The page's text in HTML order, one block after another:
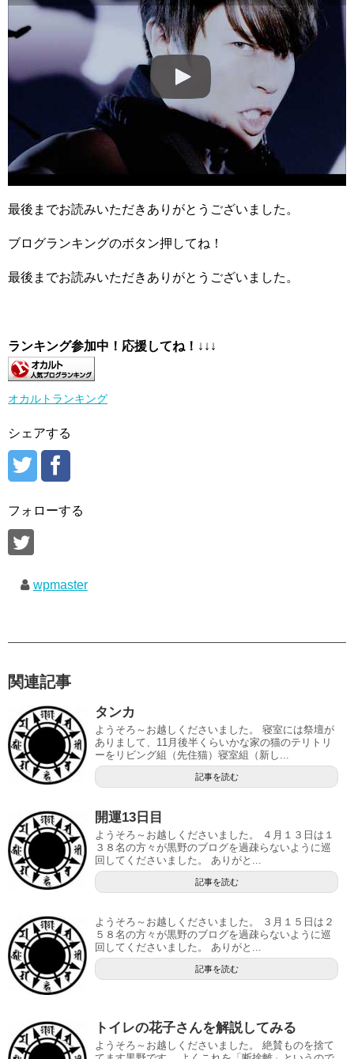
最後までお読みいただきありがとうございました。
ブログランキングのボタン押してね！
最後までお読みいただきありがとうございました。
ランキング参加中！応援してね！ ↓↓↓
オカルトランキング
シェアする
フォローする
wpmaster
関連記事
タンカ
ようそろ～お越しくださいました。 寝室には祭壇が
ありまして、11月後半くらいかな家の猫のテリトリ
ーをリビング組（先住猫）寝室組（新し...
記事を読む
開運13日目
ようそろ～お越しくださいました。 ４月１３日は１
３８名の方々が黒野のブログを過疎らないように巡
回してくださいました。 ありがと...
記事を読む
ようそろ～お越しくださいました。 ３月１５日は２
５８名の方々が黒野のブログを過疎らないように巡
回してくださいました。 ありがと...
記事を読む
トイレの花子さんを解説してみる
ようそろ～お越しくださいました。 絶賛ものを捨て